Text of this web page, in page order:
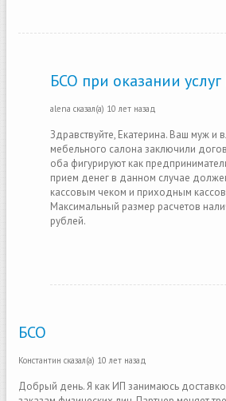
БСО при оказании
alena сказал(а) 10 лет назад
Здравствуйте, Екатерина. Ваш муж и
мебельного салона заключили
оба фигурируют как
прием денег в данном случае
кассовым чеком и приходным
Максимальный размер расчетов
рублей.
БСО
Константин сказал(а) 10 лет назад
Добрый день. Я как ИП занимаюсь